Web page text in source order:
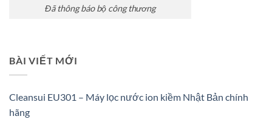
Đã thông báo bộ công thương
BÀI VIẾT MỚI
Cleansui EU301 – Máy lọc nước ion kiềm Nhật Bản chính
hãng